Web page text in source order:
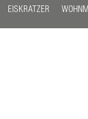
EISKRATZER